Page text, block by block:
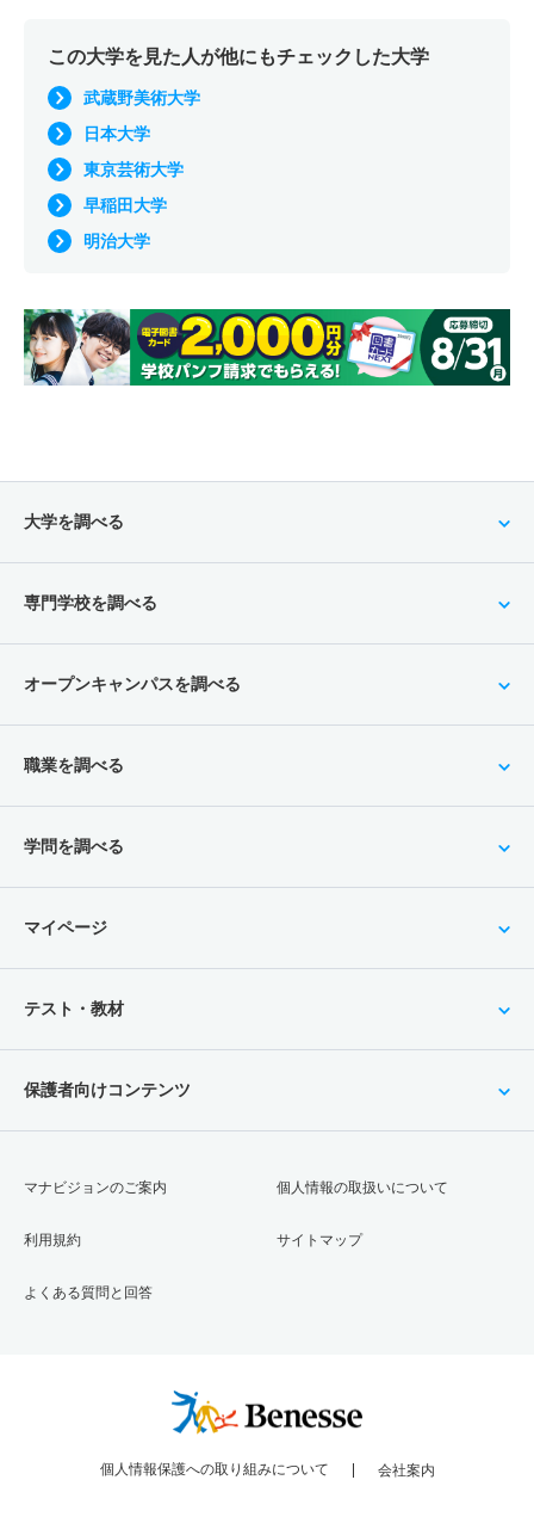
この大学を見た人が他にもチェックした大学
武蔵野美術大学
日本大学
東京芸術大学
早稲田大学
明治大学
大学を調べる
専門学校を調べる
オープンキャンパスを調べる
職業を調べる
学問を調べる
マイページ
テスト・教材
保護者向けコンテンツ
マナビジョンのご案内
利用規約
よくある質問と回答
個人情報の取扱いについて
サイトマップ
個人情報保護への取り組みについて 会社案内